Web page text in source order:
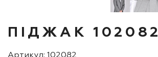
ПІДЖАК 102082
Артикул: 102082